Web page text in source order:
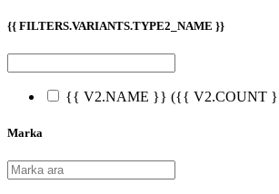
{{ FILTERS.VARIANTS.TYPE2_NAME }}
{{ V2.NAME }} ({{ V2.COUNT
Marka